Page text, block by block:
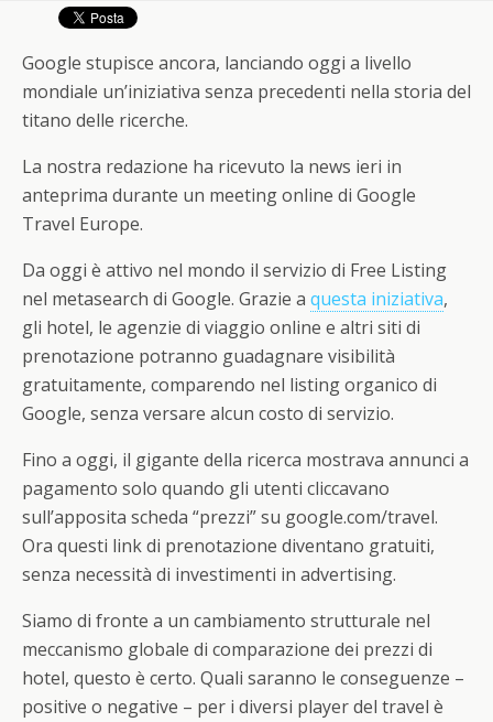
Google stupisce ancora, lanciando oggi a livello
mondiale un’iniziativa senza precedenti nella storia del
titano delle ricerche.
La nostra redazione ha ricevuto la news ieri in
anteprima durante un meeting online di Google
Travel Europe.
Da oggi è attivo nel mondo il servizio di Free Listing
nel metasearch di Google. Grazie a questa iniziativa,
gli hotel, le agenzie di viaggio online e altri siti di
prenotazione potranno guadagnare visibilità
gratuitamente, comparendo nel listing organico di
Google, senza versare alcun costo di servizio.
Fino a oggi, il gigante della ricerca mostrava annunci a
pagamento solo quando gli utenti cliccavano
sull’apposita scheda “prezzi” su google.com/travel.
Ora questi link di prenotazione diventano gratuiti,
senza necessità di investimenti in advertising.
Siamo di fronte a un cambiamento strutturale nel
meccanismo globale di comparazione dei prezzi di
hotel, questo è certo. Quali saranno le conseguenze –
positive o negative – per i diversi player del travel è